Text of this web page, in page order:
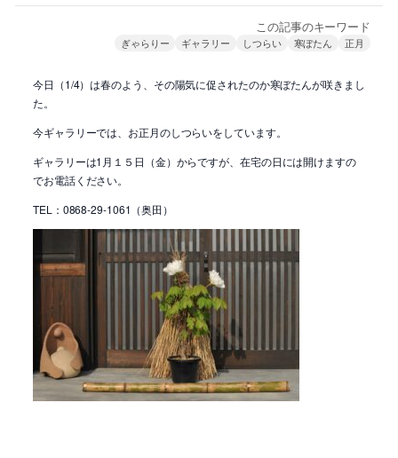
この記事のキーワード
ぎゃらりー ギャラリー しつらい 寒ぼたん 正月
今日（1/4）は春のよう、その陽気に促されたのか寒ぼたんが咲きまし
た。
今ギャラリーでは、お正月のしつらいをしています。
ギャラリーは1月１５日（金）からですが、在宅の日には開けますの
でお電話ください。
TEL：0868-29-1061（奥田）